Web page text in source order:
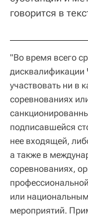
говорится в
"Во время всего
дисквалификации
участвовать ни в
соревнованиях
подписавшейся
нее входящей,
а также в
соревнованиях,
или
мероприятий.